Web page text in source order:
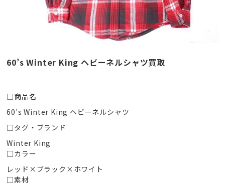
60’s Winter King ヘビーネルシャツ買取
□商品名
60’s Winter King ヘビーネルシャツ
□タグ・ブランド
Winter King
□カラー
レッド×ブラック×ホワイト
□素材